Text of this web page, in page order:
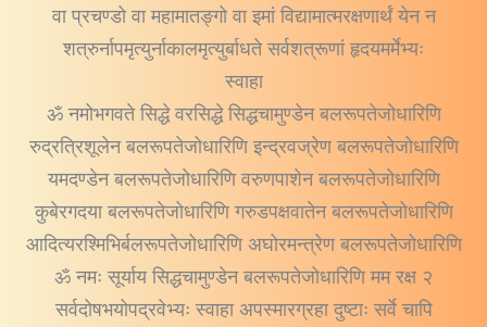
वा प्रचण्डो वा महामातङ्गो वा इमां विद्यामात्मरक्षणार्थं येन न
शत्रुर्नापमृत्युर्नाकालमृत्युर्बाधते सर्वशत्रूणां हृदयमर्मेभ्यः
स्वाहा
ॐ नमोभगवते सिद्धे वरसिद्धे सिद्धचामुण्डेन बलरूपतेजोधारिणि
रुद्रत्रिशूलेन बलरूपतेजोधारिणि इन्द्रवज्रेण बलरूपतेजोधारिणि
यमदण्डेन बलरूपतेजोधारिणि वरुणपाशेन बलरूपतेजोधारिणि
कुबेरगदया बलरूपतेजोधारिणि गरुडपक्षवातेन बलरूपतेजोधारिणि
आदित्यरश्मिभिर्बलरूपतेजोधारिणि अघोरमन्त्रेण बलरूपतेजोधारिणि
ॐ नमः सूर्याय सिद्धचामुण्डेन बलरूपतेजोधारिणि मम रक्ष २
सर्वदोषभयोपद्रवेभ्यः स्वाहा अपस्मारग्रहा दुष्टाः सर्वे चापि